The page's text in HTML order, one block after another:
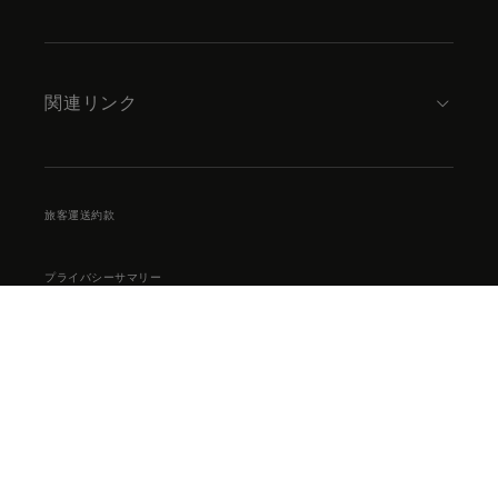
関連リンク
旅客運送約款
プライバシーサマリー